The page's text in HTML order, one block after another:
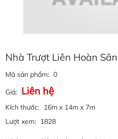
Nhà Trượt Liên Hoàn
Mã sản phẩm: 0
Giá: Liên hệ
Kích thước: 16m x 14m x 7m
Lượt xem: 1828